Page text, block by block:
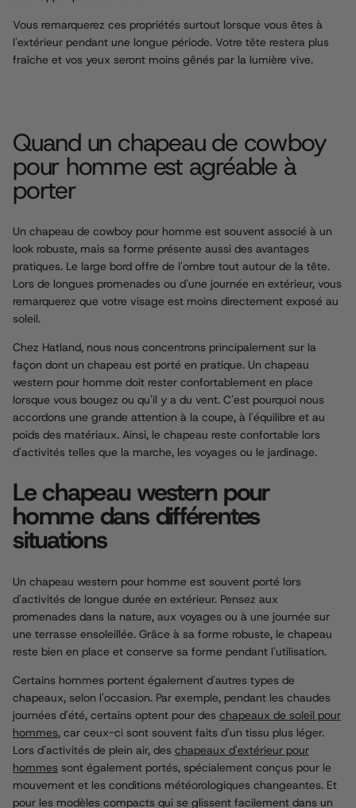
Vous remarquerez ces propriétés surtout lorsque vous êtes à
l'extérieur pendant une longue période. Votre tête restera plus
fraîche et vos yeux seront moins gênés par la lumière vive.
Quand un chapeau de cowboy
pour homme est agréable à
porter
Un chapeau de cowboy pour homme est souvent associé à un
look robuste, mais sa forme présente aussi des avantages
pratiques. Le large bord offre de l'ombre tout autour de la tête.
Lors de longues promenades ou d'une journée en extérieur, vous
remarquerez que votre visage est moins directement exposé au
soleil.
Chez Hatland, nous nous concentrons principalement sur la
façon dont un chapeau est porté en pratique. Un chapeau
western pour homme doit rester confortablement en place
lorsque vous bougez ou qu'il y a du vent. C'est pourquoi nous
accordons une grande attention à la coupe, à l'équilibre et au
poids des matériaux. Ainsi, le chapeau reste confortable lors
d'activités telles que la marche, les voyages ou le jardinage.
Le chapeau western pour
homme dans différentes
situations
Un chapeau western pour homme est souvent porté lors
d'activités de longue durée en extérieur. Pensez aux
promenades dans la nature, aux voyages ou à une journée sur
une terrasse ensoleillée. Grâce à sa forme robuste, le chapeau
reste bien en place et conserve sa forme pendant l'utilisation.
Certains hommes portent également d'autres types de
chapeaux, selon l'occasion. Par exemple, pendant les chaudes
journées d'été, certains optent pour des chapeaux de soleil pour
hommes, car ceux-ci sont souvent faits d'un tissu plus léger.
Lors d'activités de plein air, des chapeaux d'extérieur pour
hommes sont également portés, spécialement conçus pour le
mouvement et les conditions météorologiques changeantes. Et
pour les modèles compacts qui se glissent facilement dans un